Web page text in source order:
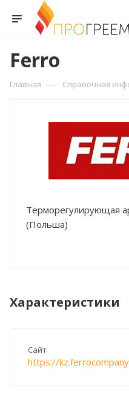
Ferro
Главная — Справочная
Терморегулирующая
(Польша)
Характеристики
Сайт
https://